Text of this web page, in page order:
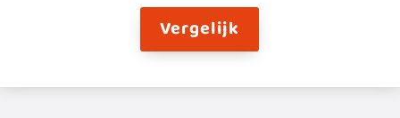
Vergelijk